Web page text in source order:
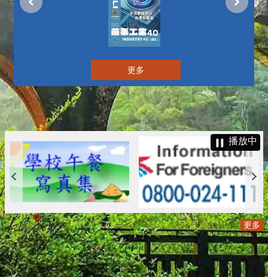
更多
播放中
更多